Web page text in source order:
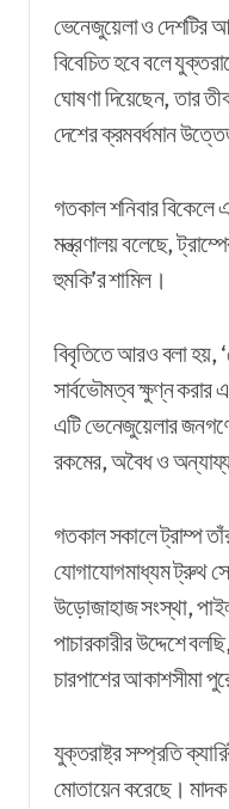
ভেনেজুয়েলাওদেশটির
বিবেচিতহবেবলে
ঘোষণাদিয়েছেন,তার
দেশেরক্রমবর্ধমান
গতকাল শনিবার বিকেলে
মন্ত্রণালয় বলেছে,
হুমকি’র শামিল।
বিবৃতিতে আরও বলা হয়,
সার্বভৌমত্ব ক্ষুণ্ন করার
এটি ভেনেজুয়েলার
রকমের, অবৈধ ও
গতকাল সকালে ট্রাম্প
যোগাযোগমাধ্যম ট্রুথ
উড়োজাহাজ সংস্থা,
পাচারকারীর উদ্দেশে
চারপাশের আকাশসীমা
যুক্তরাষ্ট্র সম্প্রতি
মোতায়েন করেছে। মাদক